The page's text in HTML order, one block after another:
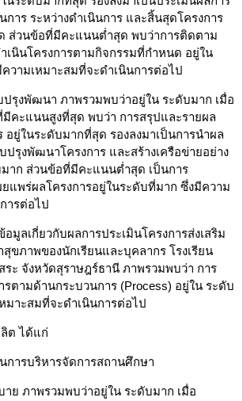
การ ระหว่างดำเนินการ และสิ้นสุดโครงการ
ส่วนข้อที่มีคะแนนต่ำสุด พบว่าการติดตาม
เนินโครงการตามกิจกรรมที่กำหนด อยู่ใน
วามเหมาะสมที่จะดำเนินการต่อไป
รุงพัฒนา ภาพรวมพบว่าอยู่ใน ระดับมาก เมื่อ
คะแนนสูงที่สุด พบว่า การสรุปและรายผล
อยู่ในระดับมากที่สุด รองลงมาเป็นการนำผล
ปรุงพัฒนาโครงการ และสร้างเครือข่ายอย่าง
าก ส่วนข้อที่มีคะแนนต่ำสุด เป็นการ
แพร่ผลโครงการอยู่ในระดับที่มาก ซึ่งมีความ
ารต่อไป
อมูลเกี่ยวกับผลการประเมินโครงการส่งเสริม
ขภาพของนักเรียนและบุคลากร โรงเรียน
สระ จังหวัดสุราษฎร์ธานี ภาพรวมพบว่า การ
รตามด้านกระบวนการ (Process) อยู่ใน ระดับ
มาะสมที่จะดำเนินการต่อไป
ต ได้แก่
การบริหารจัดการสถานศึกษา
ย ภาพรวมพบว่าอยู่ใน ระดับมาก เมื่อ